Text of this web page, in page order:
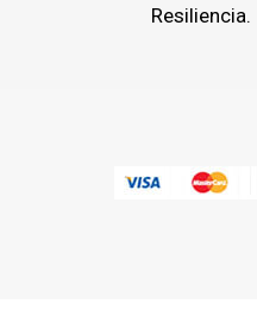
Resiliencia.